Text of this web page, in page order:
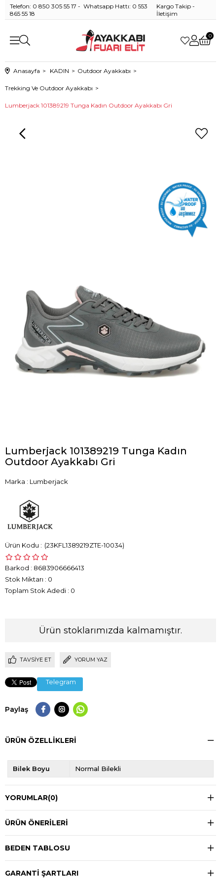
Telefon: 0 850 305 55 17 - Whatsapp Hattı: 0 553
865 55 18
Kargo Takip -
İletişim
0
Anasayfa KADIN Outdoor Ayakkabı
Trekking Ve Outdoor Ayakkabı
Lumberjack 101389219 Tunga Kadın Outdoor Ayakkabı Gri
Lumberjack 101389219 Tunga Kadın
Outdoor Ayakkabı Gri
Marka : Lumberjack
(23KFL1389219ZTE-10034)
Barkod : 8683906666413
Stok Miktarı : 0
Toplam Stok Adedi : 0
Ürün stoklarımızda kalmamıştır.
TAVSIYE ET YORUM YAZ
Telegram
Paylaş
ÜRÜN ÖZELLIKLERI
Bilek Boyu Normal Bilekli
YORUMLAR(0)
ÜRÜN ÖNERILERI
BEDEN TABLOSU
GARANTİ ŞARTLARI